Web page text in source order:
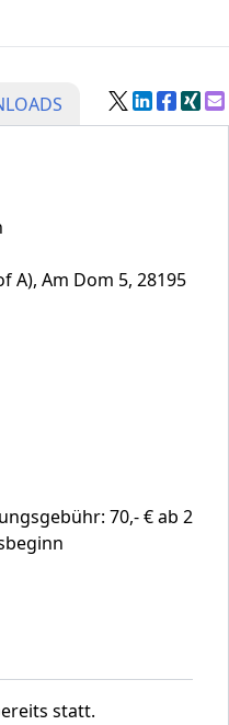
A), Am Dom 5, 28195
70,- € ab 2
statt.